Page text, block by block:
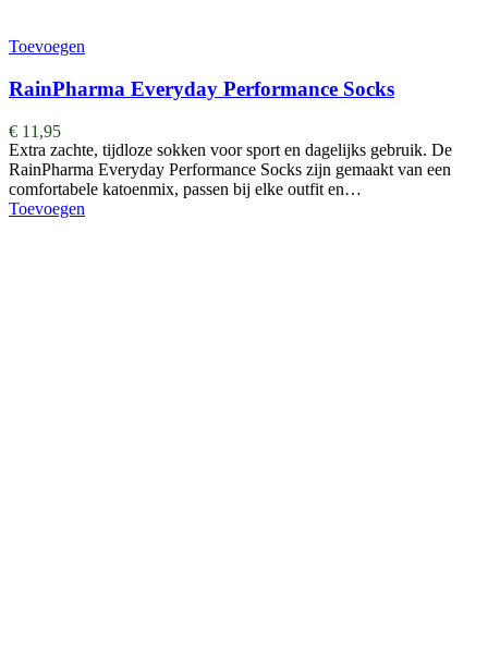
Toevoegen
RainPharma Everyday Performance Socks
€ 11,95
Extra zachte, tijdloze sokken voor sport en dagelijks gebruik. De
RainPharma Everyday Performance Socks zijn gemaakt van een
comfortabele katoenmix, passen bij elke outfit en…
Toevoegen